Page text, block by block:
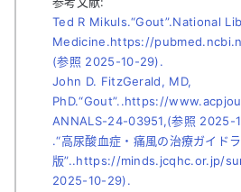
Ted R Mikuls.“Gout”.National
Medicine.https://
(参照 2025-10-29).
John D. FitzGerald, MD,
PhD.“Gout”..https://
ANNALS-24-03951,(参照 2025-
.“高尿酸血症・痛風の治療ガイド
版”..https://minds.jcqhc.or.jp/
2025-10-29).